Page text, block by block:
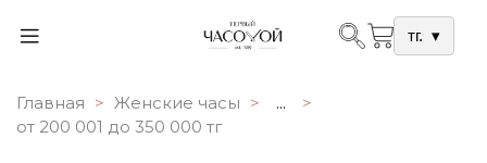
тг. ▾
Главная Женские часы
...
от 200 001 до 350 000 тг